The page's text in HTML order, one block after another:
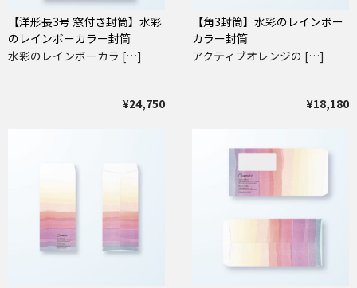
【洋形長3号 窓付き封筒】水彩
のレインボーカラー封筒
水彩のレインボーカラ […]
¥24,750
【角3封筒】水彩のレインボー
カラー封筒
アクティブオレンジの […]
¥18,180